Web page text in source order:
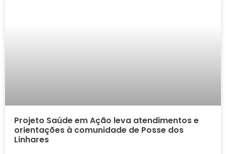
Projeto Saúde em Ação leva atendimentos e
orientações à comunidade de Posse dos
Linhares